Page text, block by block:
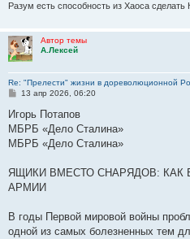
Разум есть способность из Хаоса сделать
Автор темы
А.Лексей
Re: "Прелести" жизни в дореволюционной
С
о
щ
е
е
13 апр 2026, 06:20
Игорь Потапов
МБРБ «Дело Сталина»
МБРБ «Дело Сталина»
ЯЩИКИ ВМЕСТО СНАРЯДОВ: КАК
АРМИИ
В годы Первой мировой войны
одной из самых болезненных тем